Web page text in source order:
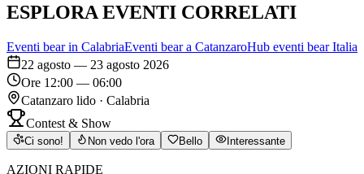
ESPLORA EVENTI CORRELATI
Eventi bear in CalabriaEventi bear a CatanzaroHub eventi bear Italia
22 agosto — 23 agosto 2026
Ore 12:00 — 06:00
Catanzaro lido · Calabria
Contest & Show
Ci sono! Non vedo l'ora Bello Interessante
AZIONI RAPIDE